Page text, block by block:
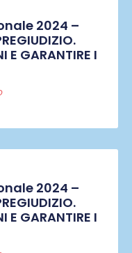
2024 –
E GARANTIRE I
2024 –
E GARANTIRE I